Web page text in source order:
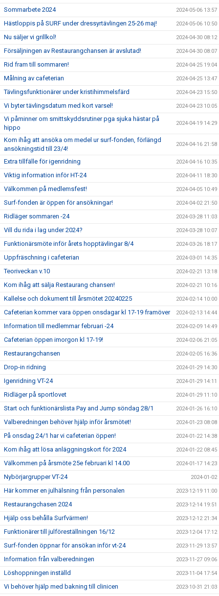
Sommarbete 2024 2024-05-06 13:57
Hästloppis på SURF under dressyrtävlingen 25-26 maj! 2024-05-06 10:50
Nu säljer vi grillkol! 2024-04-30 08:12
Försäljningen av Restaurangchansen är avslutad! 2024-04-30 08:07
Rid fram till sommaren! 2024-04-25 19:04
Målning av cafeterian 2024-04-25 13:47
Tävlingsfunktionärer under kristihimmelsfärd 2024-04-23 15:50
Vi byter tävlingsdatum med kort varsel! 2024-04-23 10:05
Vi påminner om smittskyddsrutiner pga sjuka hästar på
hippo
2024-04-19 14:29
Kom ihåg att ansöka om medel ur surf-fonden, förlängd
ansökningstid till 23/4!
2024-04-16 21:58
Extra tillfälle för igenridning 2024-04-16 10:35
Viktig information inför HT-24 2024-04-11 18:30
Välkommen på medlemsfest! 2024-04-05 10:49
Surf-fonden är öppen för ansökningar! 2024-04-02 21:50
Ridläger sommaren -24 2024-03-28 11:03
Vill du rida i lag under 2024? 2024-03-28 10:07
Funktionärsmöte inför årets hopptävlingar 8/4 2024-03-26 18:17
Uppfräschning i cafeterian 2024-03-01 14:35
Teoriveckan v.10 2024-02-21 13:18
Kom ihåg att sälja Restaurang chansen! 2024-02-21 10:16
Kallelse och dokument till årsmötet 20240225 2024-02-14 10:00
Cafeterian kommer vara öppen onsdagar kl 17-19 framöver 2024-02-13 14:44
Information till medlemmar februari -24 2024-02-09 14:49
Cafeterian öppen imorgon kl 17-19! 2024-02-06 21:05
Restaurangchansen 2024-02-05 16:36
Drop-in ridning 2024-01-29 14:30
Igenridning VT-24 2024-01-29 14:11
Ridläger på sportlovet 2024-01-29 11:10
Start och funktionärslista Pay and Jump söndag 28/1 2024-01-26 16:10
Valberedningen behöver hjälp inför årsmötet! 2024-01-23 08:08
På onsdag 24/1 har vi cafeterian öppen! 2024-01-22 14:38
Kom ihåg att lösa anläggningskort för 2024 2024-01-22 08:45
Välkommen på årsmöte 25e februari kl 14.00 2024-01-17 14:23
Nybörjargrupper VT-24 2024-01-02
Här kommer en julhälsning från personalen 2023-12-19 11:00
Restaurangchasen 2024 2023-12-14 19:51
Hjälp oss behålla Surfvärmen! 2023-12-12 21:34
Funktionärer till julföreställningen 16/12 2023-12-04 17:12
Surf-fonden öppnar för ansökan inför vt-24 2023-11-29 13:57
Information från valberedningen 2023-11-27 09:06
Löshoppningen inställd 2023-11-04 17:54
Vi behöver hjälp med bakning till clinicen 2023-10-31 21:03